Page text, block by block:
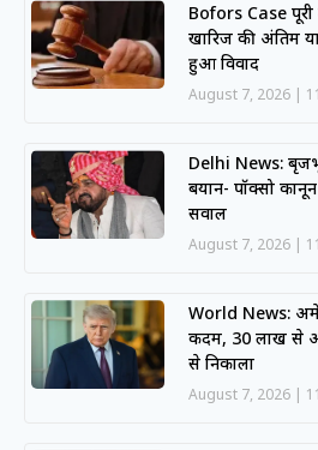
Bofors Case पूरी
खारिज की अंतिम
हुआ विवाद
August 7, 2026
Delhi News:
बयान- पॉक्सो
सवाल
August 7, 2026
World News:
कदम, 30 लाख से
से निकाला
August 7, 2026